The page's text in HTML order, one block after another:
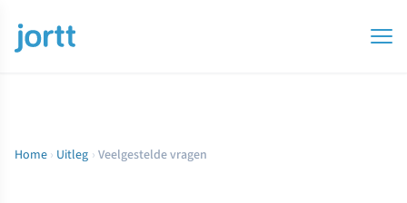
Home › Uitleg › Veelgestelde vragen